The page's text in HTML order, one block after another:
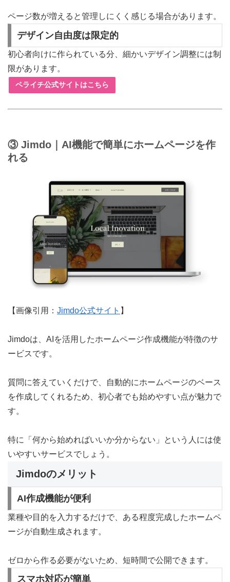
ページ数が増えると管理しにくく感じる場合があります。
デザイン自由度は限定的
初心者向けに作られている分、細かいデザイン調整には制
限があります。
ペライチ公式サイトはこちら
③ Jimdo｜AI機能で簡単にホームページを作
れる
【画像引用： Jimdo公式サイト 】
Jimdoは、AIを活用したホームページ作成機能が特徴のサ
ービスです。
質問に答えていくだけで、自動的にホームページのベース
を作成してくれるため、初心者でも始めやすい点が魅力で
す。
特に「何から始めればいいか分からない」という人には使
いやすいサービスでしょう。
Jimdoのメリット
AI作成機能が便利
業種や目的を入力するだけで、ある程度完成したホームペ
ージが自動生成されます。
ゼロから作る必要がないため、短時間で公開できます。
スマホ対応が簡単